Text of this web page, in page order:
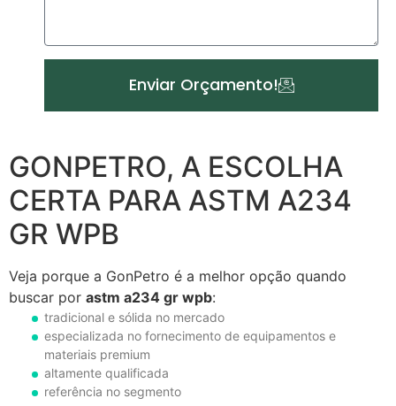
Enviar Orçamento!
GONPETRO, A ESCOLHA
CERTA PARA ASTM A234
GR WPB
Veja porque a GonPetro é a melhor opção quando
buscar por astm a234 gr wpb:
tradicional e sólida no mercado
especializada no fornecimento de equipamentos e
materiais premium
altamente qualificada
referência no segmento